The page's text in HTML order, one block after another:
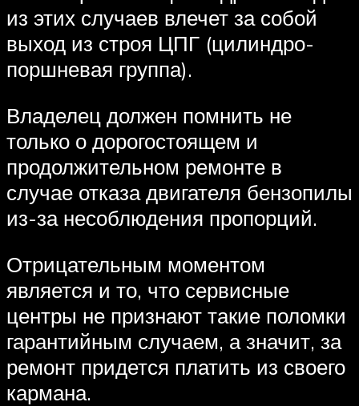
из этих случаев влечет за собой
выход из строя ЦПГ (цилиндро-
поршневая группа).
Владелец должен помнить не
только о дорогостоящем и
продолжительном ремонте в
случае отказа двигателя бензопилы
из-за несоблюдения пропорций.
Отрицательным моментом
является и то, что сервисные
центры не признают такие поломки
гарантийным случаем, а значит, за
ремонт придется платить из своего
кармана.